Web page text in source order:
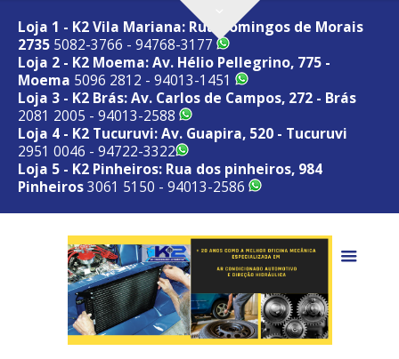
Loja 1 - K2 Vila Mariana: Rua Domingos de Morais
2735 5082-3766 - 94768-3177
Loja 2 - K2 Moema: Av. Hélio Pellegrino, 775 -
Moema 5096 2812 - 94013-1451
Loja 3 - K2 Brás: Av. Carlos de Campos, 272 - Brás
2081 2005 - 94013-2588
Loja 4 - K2 Tucuruvi: Av. Guapira, 520 - Tucuruvi
2951 0046 - 94722-3322
Loja 5 - K2 Pinheiros: Rua dos pinheiros, 984
Pinheiros3061 5150 - 94013-2586